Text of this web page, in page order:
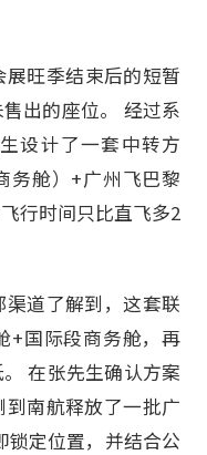
旺季结束后的短暂
出的座位。 经过系
设计了一套中转方
务舱）+广州飞巴黎
行时间只比直飞多2
道了解到，这套联
+国际段商务舱，再
在张先生确认方案
南航释放了一批广
锁定位置，并结合公